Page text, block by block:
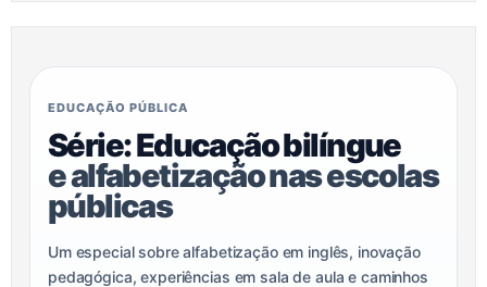
EDUCAÇÃO PÚBLICA
Série: Educação bilíngue
e alfabetização nas escolas
públicas
Um especial sobre alfabetização em inglês, inovação
pedagógica, experiências em sala de aula e caminhos